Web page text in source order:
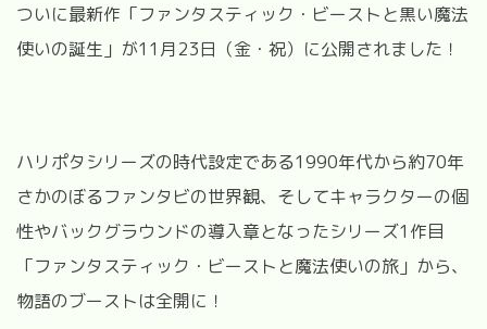
ついに最新作「ファンタスティック・ビーストと黒い魔法
使いの誕生」が11 月23日（金・祝）に公開されました！
ハリポタシリーズの時代設定である1990年代から約70年
さかのぼるファンタビの世界観、そしてキャラクターの個
性やバックグラウンドの導入章となったシリーズ1 作目
「ファンタスティック・ビーストと魔法使いの旅」から、
物語のブーストは全開に！